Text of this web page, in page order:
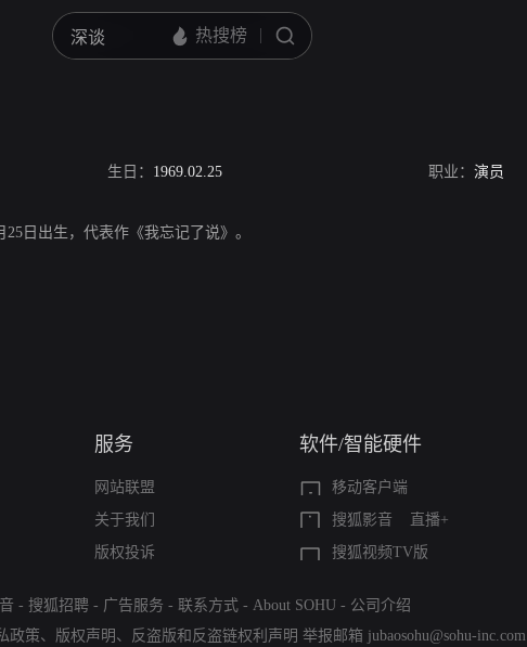
生日： 1969.02.25 职业： 演员
25日出生，代表作《我忘记了说》。
服务
网站联盟
关于我们
版权投诉
软件/智能硬件
移动客户端
搜狐影音
直播+
搜狐视频TV版
- 搜狐招聘 - 广告服务 - 联系方式 - About SOHU - 公司介绍
政策、 版权声明 、 反盗版和反盗链权利声明 举报邮箱 jubaosohu@sohu-inc.com